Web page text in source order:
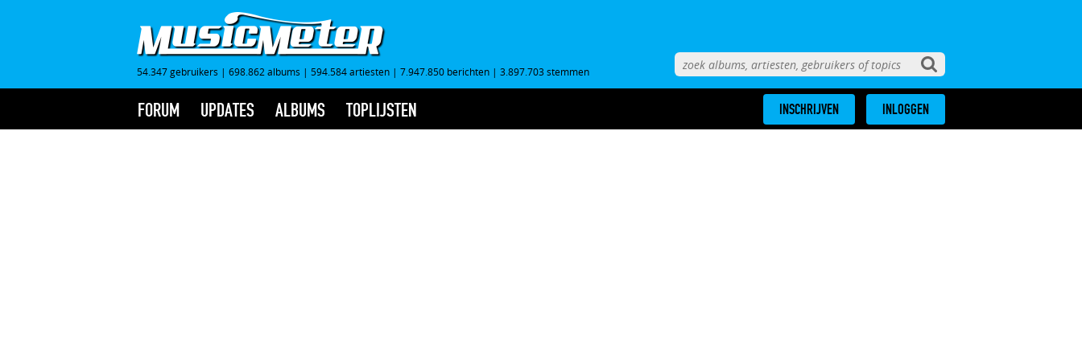
54.347 gebruikers | 698.862 albums | 594.584 artiesten | 7.947.850 berichten | 3.897.703 stemmen
FORUM UPDATES ALBUMS TOPLIJSTEN INSCHRIJVEN INLOGGEN